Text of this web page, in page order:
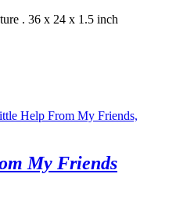
. 36 x 24 x 1.5 inch
My Friends